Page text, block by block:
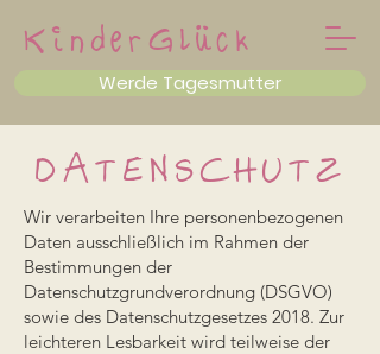
KinderGlück
Werde Tagesmutter
DATENSCHUTZ
Wir verarbeiten Ihre personenbezogenen
Daten ausschließlich im Rahmen der
Bestimmungen der
Datenschutzgrundverordnung (DSGVO)
sowie des Datenschutzgesetzes 2018. Zur
leichteren Lesbarkeit wird teilweise der